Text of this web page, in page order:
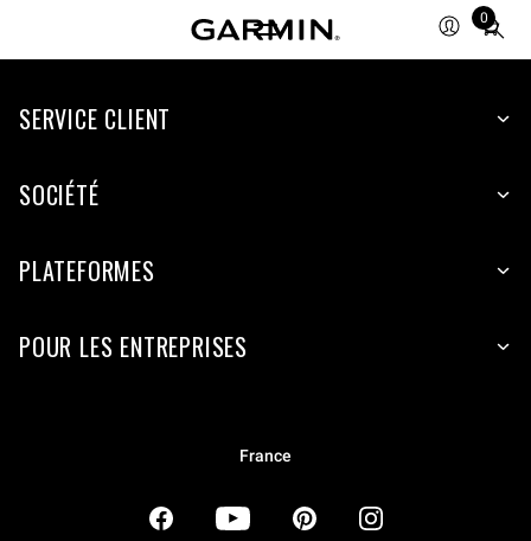
0
Total
items
cart:
SERVICE CLIENT
SOCIÉTÉ
PLATEFORMES
POUR LES ENTREPRISES
France